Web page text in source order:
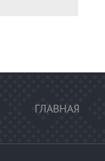
ГЛАВНАЯ